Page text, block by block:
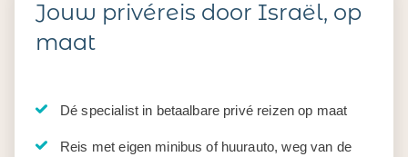
Jouw privéreis door Israël, op
maat
Dé specialist in betaalbare privé reizen op maat
Reis met eigen minibus of huurauto, weg van de